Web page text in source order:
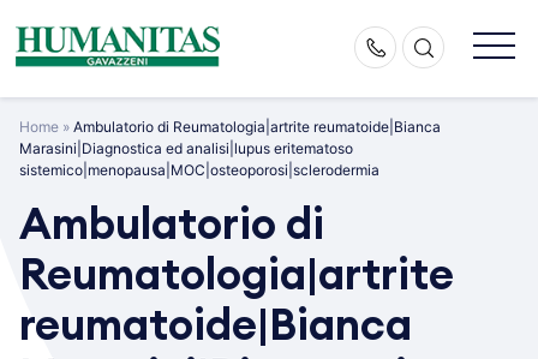
content
Home » Ambulatorio di Reumatologia|artrite reumatoide|Bianca
Marasini|Diagnostica ed analisi|lupus eritematoso
sistemico|menopausa|MOC|osteoporosi|sclerodermia
Ambulatorio di
Reumatologia|artrite
reumatoide|Bianca